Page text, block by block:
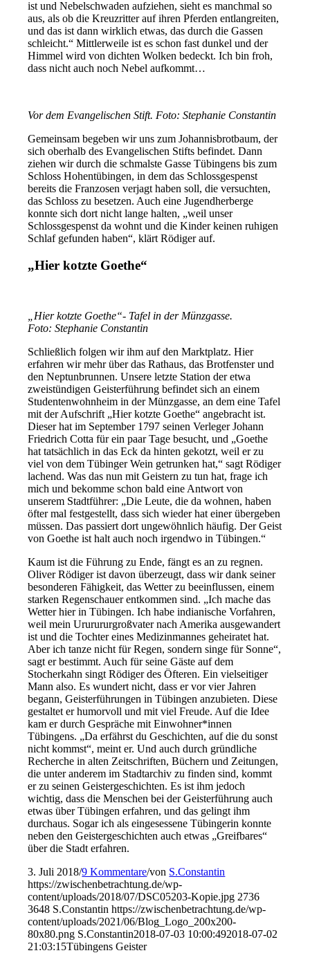
ist und Nebelschwaden aufziehen, sieht es manchmal so
aus, als ob die Kreuzritter auf ihren Pferden entlangreiten,
und das ist dann wirklich etwas, das durch die Gassen
schleicht.“ Mittlerweile ist es schon fast dunkel und der
Himmel wird von dichten Wolken bedeckt. Ich bin froh,
dass nicht auch noch Nebel aufkommt…
Vor dem Evangelischen Stift. Foto: Stephanie Constantin
Gemeinsam begeben wir uns zum Johannisbrotbaum, der
sich oberhalb des Evangelischen Stifts befindet. Dann
ziehen wir durch die schmalste Gasse Tübingens bis zum
Schloss Hohentübingen, in dem das Schlossgespenst
bereits die Franzosen verjagt haben soll, die versuchten,
das Schloss zu besetzen. Auch eine Jugendherberge
konnte sich dort nicht lange halten, „weil unser
Schlossgespenst da wohnt und die Kinder keinen ruhigen
Schlaf gefunden haben“, klärt Rödiger auf.
„Hier kotzte Goethe“
„Hier kotzte Goethe“- Tafel in der Münzgasse.
Foto: Stephanie Constantin
Schließlich folgen wir ihm auf den Marktplatz. Hier
erfahren wir mehr über das Rathaus, das Brotfenster und
den Neptunbrunnen. Unsere letzte Station der etwa
zweistündigen Geisterführung befindet sich an einem
Studentenwohnheim in der Münzgasse, an dem eine Tafel
mit der Aufschrift „Hier kotzte Goethe“ angebracht ist.
Dieser hat im September 1797 seinen Verleger Johann
Friedrich Cotta für ein paar Tage besucht, und „Goethe
hat tatsächlich in das Eck da hinten gekotzt, weil er zu
viel von dem Tübinger Wein getrunken hat,“ sagt Rödiger
lachend. Was das nun mit Geistern zu tun hat, frage ich
mich und bekomme schon bald eine Antwort von
unserem Stadtführer: „Die Leute, die da wohnen, haben
öfter mal festgestellt, dass sich wieder hat einer übergeben
müssen. Das passiert dort ungewöhnlich häufig. Der Geist
von Goethe ist halt auch noch irgendwo in Tübingen.“
Kaum ist die Führung zu Ende, fängt es an zu regnen.
Oliver Rödiger ist davon überzeugt, dass wir dank seiner
besonderen Fähigkeit, das Wetter zu beeinflussen, einem
starken Regenschauer entkommen sind. „Ich mache das
Wetter hier in Tübingen. Ich habe indianische Vorfahren,
weil mein Ururururgroßvater nach Amerika ausgewandert
ist und die Tochter eines Medizinmannes geheiratet hat.
Aber ich tanze nicht für Regen, sondern singe für Sonne“,
sagt er bestimmt. Auch für seine Gäste auf dem
Stocherkahn singt Rödiger des Öfteren. Ein vielseitiger
Mann also. Es wundert nicht, dass er vor vier Jahren
begann, Geisterführungen in Tübingen anzubieten. Diese
gestaltet er humorvoll und mit viel Freude. Auf die Idee
kam er durch Gespräche mit Einwohner*innen
Tübingens. „Da erfährst du Geschichten, auf die du sonst
nicht kommst“, meint er. Und auch durch gründliche
Recherche in alten Zeitschriften, Büchern und Zeitungen,
die unter anderem im Stadtarchiv zu finden sind, kommt
er zu seinen Geistergeschichten. Es ist ihm jedoch
wichtig, dass die Menschen bei der Geisterführung auch
etwas über Tübingen erfahren, und das gelingt ihm
durchaus. Sogar ich als eingesessene Tübingerin konnte
neben den Geistergeschichten auch etwas „Greifbares“
über die Stadt erfahren.
3. Juli 2018/9 Kommentare/von S.Constantin
https://zwischenbetrachtung.de/wp-
content/uploads/2018/07/DSC05203-Kopie.jpg 2736
3648 S.Constantin https://zwischenbetrachtung.de/wp-
content/uploads/2021/06/Blog_Logo_200x200-
80x80.png S.Constantin2018-07-03 10:00:492018-07-02
21:03:15Tübingens Geister